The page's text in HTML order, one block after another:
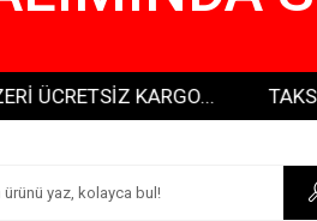
KARGO... TAKSİTLİ